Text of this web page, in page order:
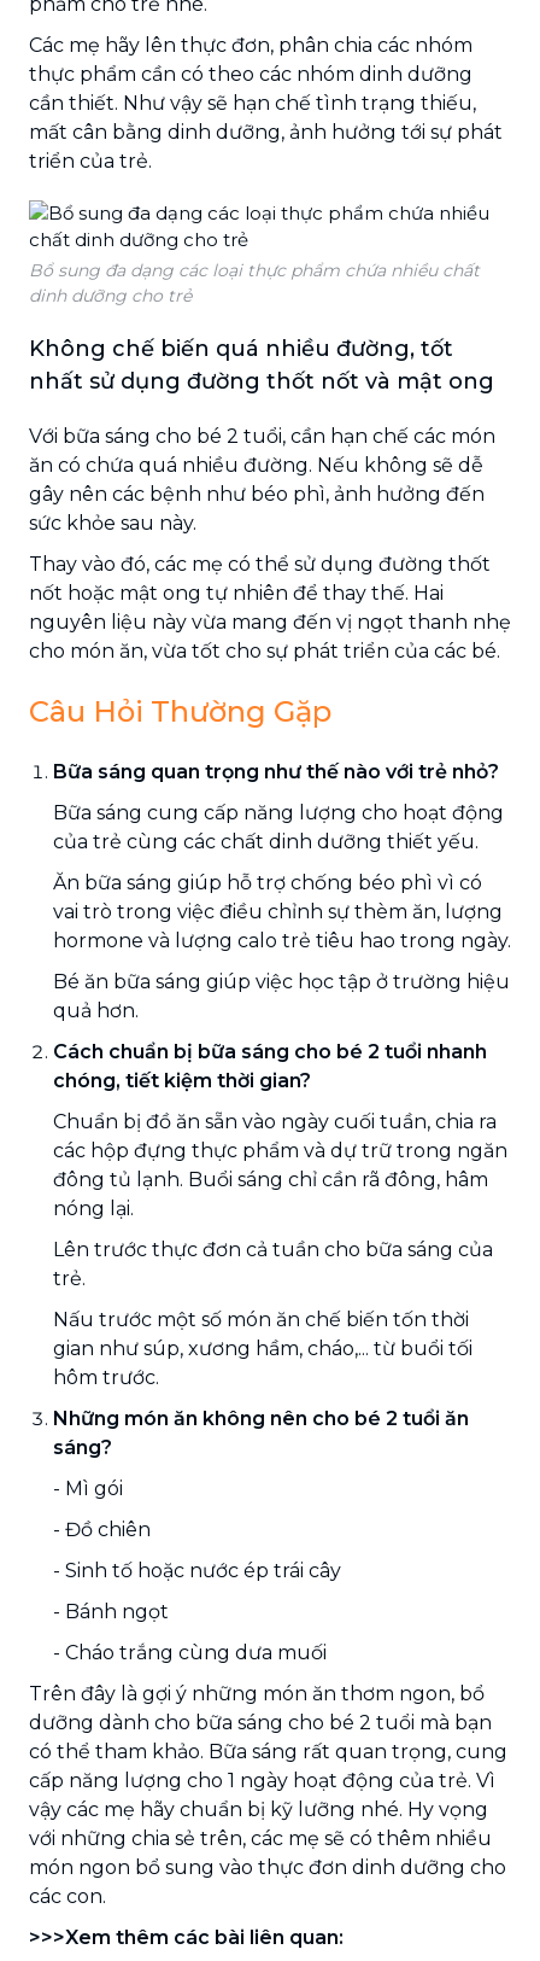
Các mẹ hãy lên thực đơn, phân chia các nhóm
thực phẩm cần có theo các nhóm dinh dưỡng
cần thiết. Như vậy sẽ hạn chế tình trạng thiếu,
mất cân bằng dinh dưỡng, ảnh hưởng tới sự phát
triển của trẻ.
Bổ sung đa dạng các loại thực phẩm chứa nhiều chất
dinh dưỡng cho trẻ
Không chế biến quá nhiều đường, tốt
nhất sử dụng đường thốt nốt và mật ong
Với bữa sáng cho bé 2 tuổi, cần hạn chế các món
ăn có chứa quá nhiều đường. Nếu không sẽ dễ
gây nên các bệnh như béo phì, ảnh hưởng đến
sức khỏe sau này.
Thay vào đó, các mẹ có thể sử dụng đường thốt
nốt hoặc mật ong tự nhiên để thay thế. Hai
nguyên liệu này vừa mang đến vị ngọt thanh nhẹ
cho món ăn, vừa tốt cho sự phát triển của các bé.
Câu Hỏi Thường Gặp
Bữa sáng quan trọng như thế nào với trẻ nhỏ?
Bữa sáng cung cấp năng lượng cho hoạt động
của trẻ cùng các chất dinh dưỡng thiết yếu.
Ăn bữa sáng giúp hỗ trợ chống béo phì vì có
vai trò trong việc điều chỉnh sự thèm ăn, lượng
hormone và lượng calo trẻ tiêu hao trong ngày.
Bé ăn bữa sáng giúp việc học tập ở trường hiệu
quả hơn.
Cách chuẩn bị bữa sáng cho bé 2 tuổi nhanh
chóng, tiết kiệm thời gian?
Chuẩn bị đồ ăn sẵn vào ngày cuối tuần, chia ra
các hộp đựng thực phẩm và dự trữ trong ngăn
đông tủ lạnh. Buổi sáng chỉ cần rã đông, hâm
nóng lại.
Lên trước thực đơn cả tuần cho bữa sáng của
trẻ.
Nấu trước một số món ăn chế biến tốn thời
gian như súp, xương hầm, cháo,... từ buổi tối
hôm trước.
Những món ăn không nên cho bé 2 tuổi ăn
sáng?
- Mì gói
- Đồ chiên
- Sinh tố hoặc nước ép trái cây
- Bánh ngọt
- Cháo trắng cùng dưa muối
Trên đây là gợi ý những món ăn thơm ngon, bổ
dưỡng dành cho bữa sáng cho bé 2 tuổi mà bạn
có thể tham khảo. Bữa sáng rất quan trọng, cung
cấp năng lượng cho 1 ngày hoạt động của trẻ. Vì
vậy các mẹ hãy chuẩn bị kỹ lưỡng nhé. Hy vọng
với những chia sẻ trên, các mẹ sẽ có thêm nhiều
món ngon bổ sung vào thực đơn dinh dưỡng cho
các con.
>>>Xem thêm các bài liên quan: